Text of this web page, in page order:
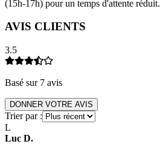
(15h-17h) pour un temps d'attente réduit.
AVIS CLIENTS
3.5
Basé sur 7 avis
DONNER VOTRE AVIS
Trier par :
L
Luc D.